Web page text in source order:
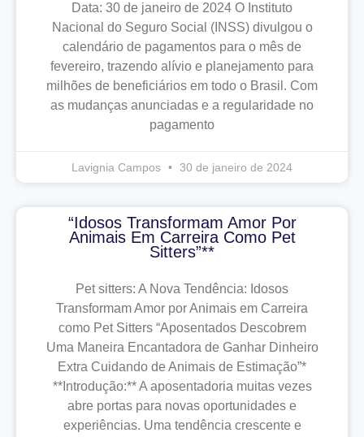
Data: 30 de janeiro de 2024 O Instituto
Nacional do Seguro Social (INSS) divulgou o
calendário de pagamentos para o mês de
fevereiro, trazendo alívio e planejamento para
milhões de beneficiários em todo o Brasil. Com
as mudanças anunciadas e a regularidade no
pagamento
Lavignia Campos 30 de janeiro de 2024
“Idosos Transformam Amor Por
Animais Em Carreira Como Pet
Sitters”**
Pet sitters: A Nova Tendência: Idosos
Transformam Amor por Animais em Carreira
como Pet Sitters “Aposentados Descobrem
Uma Maneira Encantadora de Ganhar Dinheiro
Extra Cuidando de Animais de Estimação”*
**Introdução:** A aposentadoria muitas vezes
abre portas para novas oportunidades e
experiências. Uma tendência crescente e